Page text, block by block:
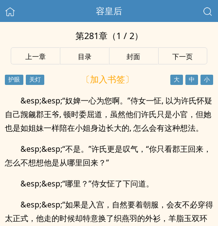
容皇后
第281章（1 / 2）
上一章 目录 封面 下一页
〔加入书签〕
&esp;&esp;“奴婢一心为您啊。”侍女一怔, 以为许氏怀疑
自己觊觎郡王爷, 顿时委屈道，虽然他们许氏只是小官，但她
也是如姐妹一样陪在小姐身边长大的, 怎么会有这种想法。
&esp;&esp;“不是。”许氏更是叹气，“你只看郡王回来，
怎么不想想他是从哪里回来？”
&esp;&esp;“哪里？”侍女怔了下问道。
&esp;&esp;“如果是入宫，自然要着朝服，会友不必穿得
太正式，他走的时候却特意换了织燕羽的外衫，羊脂玉双环